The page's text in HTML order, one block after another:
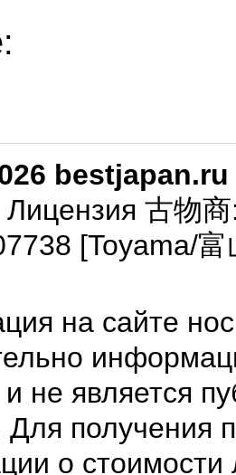
Лицензия 古物
[Toyama/
на сайте
не является
получения
о стоимости